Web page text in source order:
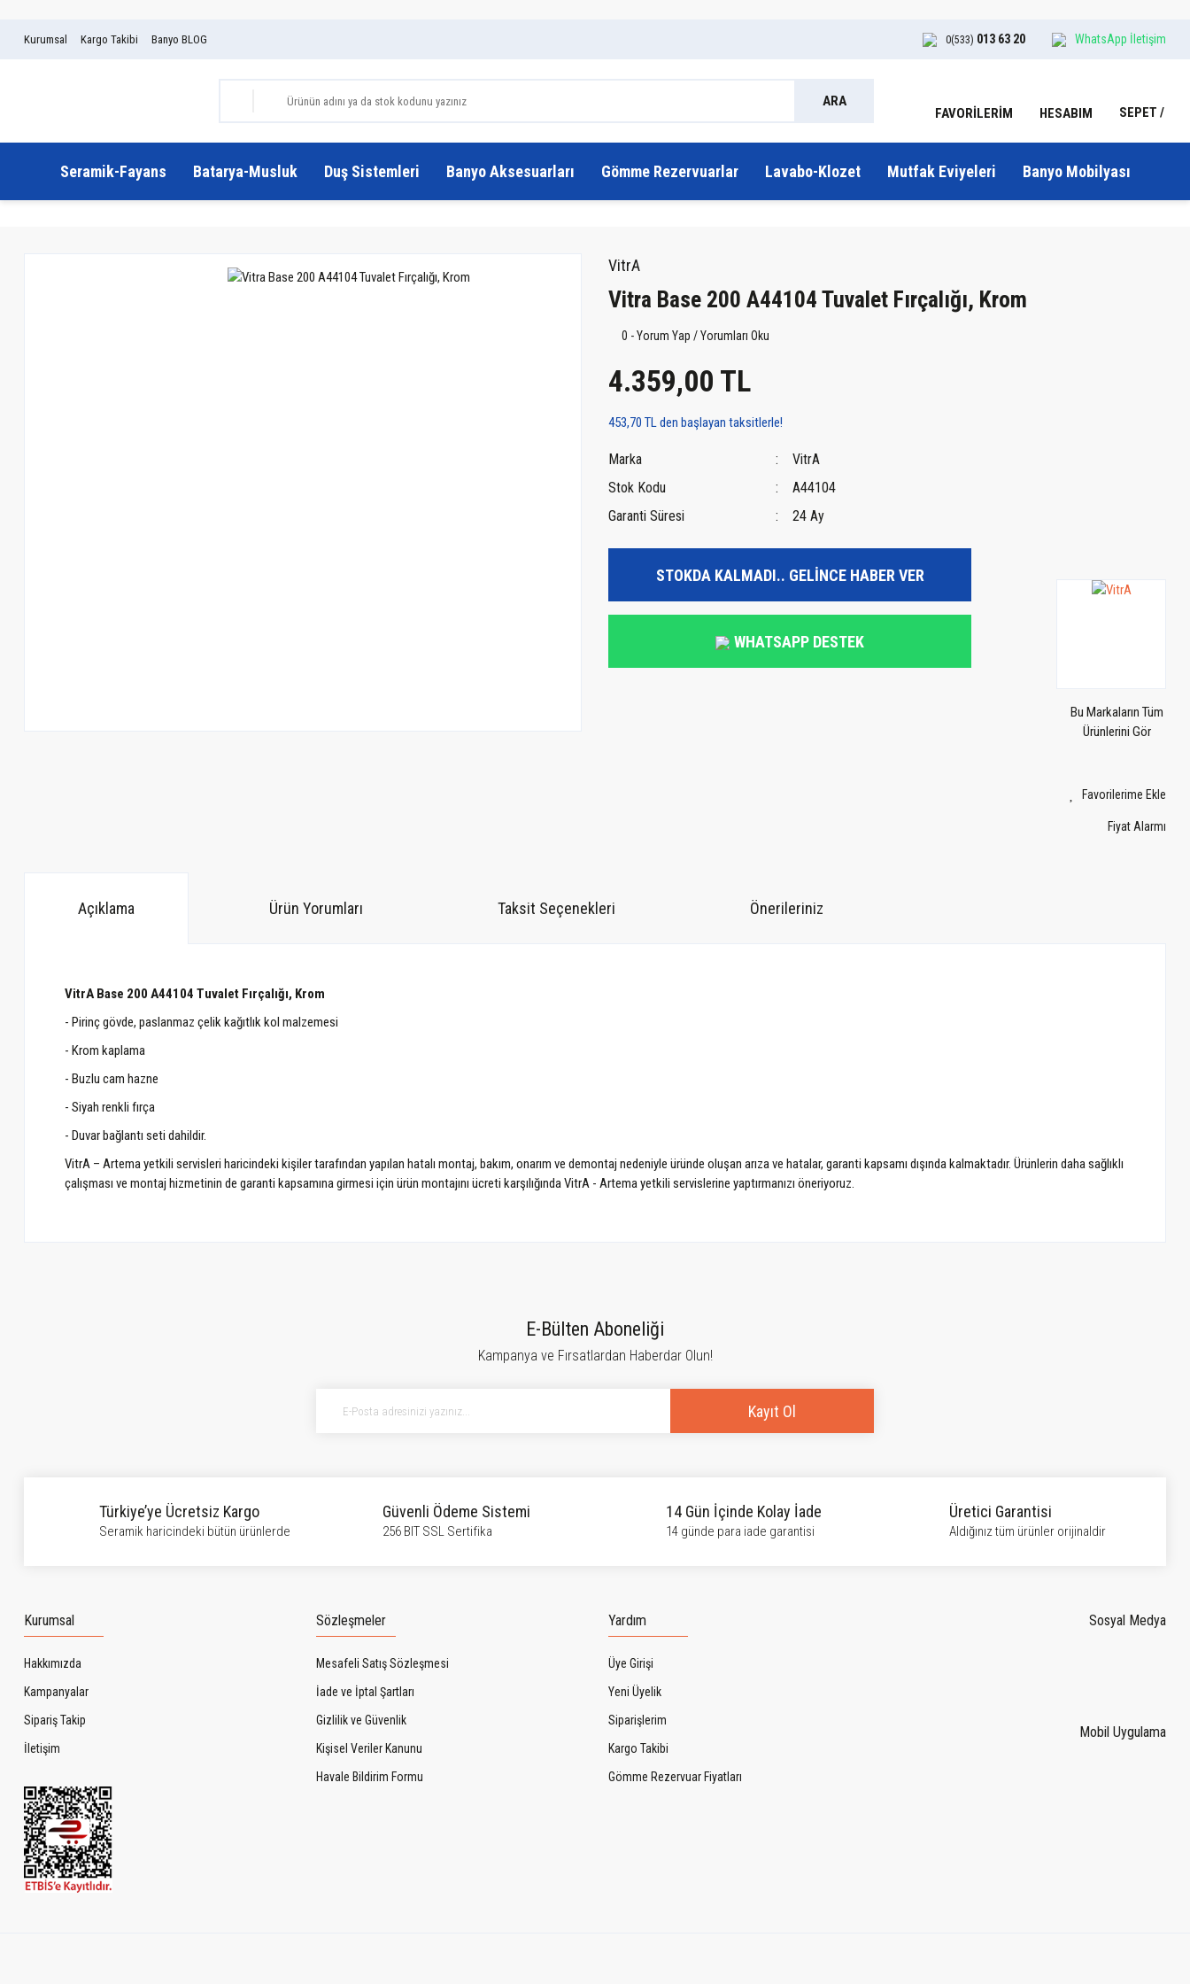
Kurumsal Kargo Takibi Banyo BLOG 0(533) 013 63 20 WhatsApp İletişim
ARA
FAVORİLERİM HESABIM SEPET
Seramik-Fayans Batarya-Musluk Duş Sistemleri Banyo Aksesuarları Gömme Rezervuarlar Lavabo-Klozet Mutfak Eviyeleri Banyo Mobilyası
VitrA
Vitra Base 200 A44104 Tuvalet Fırçalığı, Krom
0 - Yorum Yap / Yorumları Oku
4.359,00 TL
453,70 TL den başlayan taksitlerle!
Marka
VitrA
Stok Kodu
A44104
Garanti Süresi
24 Ay
STOKDA KALMADI.. GELİNCE HABER VER
WHATSAPP DESTEK
Bu Markaların Tüm
Ürünlerini Gör
Fiyat Alarmı
Açıklama Ürün Yorumları Taksit Seçenekleri Önerileriniz
VitrA Base 200 A44104 Tuvalet Fırçalığı, Krom
- Pirinç gövde, paslanmaz çelik kağıtlık kol malzemesi
- Krom kaplama
- Buzlu cam hazne
- Siyah renkli fırça
- Duvar bağlantı seti dahildir.
VitrA – Artema yetkili servisleri haricindeki kişiler tarafından yapılan hatalı montaj, bakım, onarım ve demontaj nedeniyle üründe oluşan arıza ve hatalar, garanti kapsamı dışında kalmaktadır. Ürünlerin daha sağlıklı
çalışması ve montaj hizmetinin de garanti kapsamına girmesi için ürün montajını ücreti karşılığında VitrA - Artema yetkili servislerine yaptırmanızı öneriyoruz.
Bu ürüne ilk yorumu siz yapın!
E-Bülten Aboneliği
Kampanya ve Fırsatlardan Haberdar Olun!
Kayıt Ol
Türkiye’ye Ücretsiz Kargo
Seramik haricindeki bütün ürünlerde
Güvenli Ödeme Sistemi
256 BIT SSL Sertifika
14 Gün İçinde Kolay İade
14 günde para iade garantisi
Üretici Garantisi
Aldığınız tüm ürünler orijinaldir
Kurumsal
Hakkımızda
Kampanyalar
Sipariş Takip
İletişim
Sözleşmeler
Mesafeli Satış Sözleşmesi
İade ve İptal Şartları
Gizlilik ve Güvenlik
Kişisel Veriler Kanunu
Havale Bildirim Formu
Yardım
Üye Girişi
Yeni Üyelik
Siparişlerim
Kargo Takibi
Gömme Rezervuar Fiyatları
Sosyal Medya
Mobil Uygulama